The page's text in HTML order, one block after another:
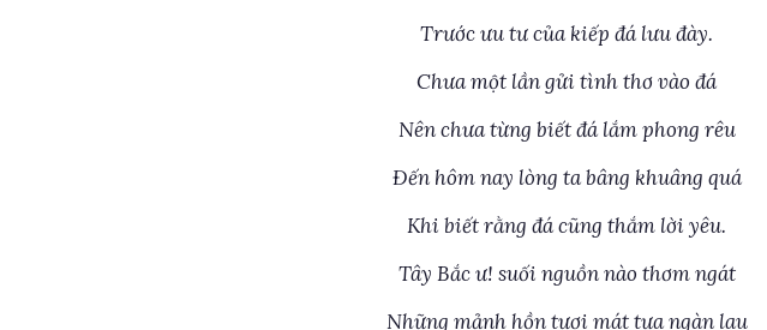
Trước ưu tư của kiếp đá lưu đày.
Chưa một lần gửi tình thơ vào đá
Nên chưa từng biết đá lắm phong rêu
Đến hôm nay lòng ta bâng khuâng quá
Khi biết rằng đá cũng thắm lời yêu.
Tây Bắc ư! suối nguồn nào thơm ngát
Những mảnh hồn tươi mát tựa ngàn lau